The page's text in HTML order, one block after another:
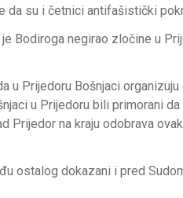
da su i četnici antifašistički
Bodiroga negirao zločine u
u Prijedoru Bošnjaci organizuju
u Prijedoru bili primorani da
Prijedor na kraju odobrava
ostalog dokazani i pred